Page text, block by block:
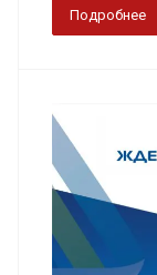
Подробнее